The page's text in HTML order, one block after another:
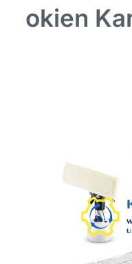
okien